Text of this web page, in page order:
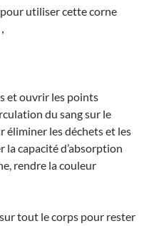
utiliser cette corne
et ouvrir les points
du sang sur le
éliminer les déchets et les
la capacité d’absorption
rendre la couleur
tout le corps pour rester